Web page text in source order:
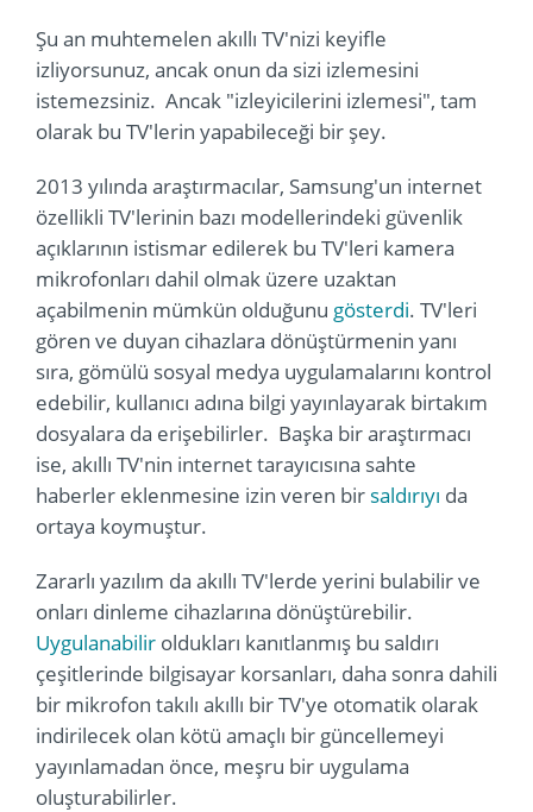
Şu an muhtemelen akıllı TV'nizi keyifle
izliyorsunuz, ancak onun da sizi izlemesini
istemezsiniz. Ancak "izleyicilerini izlemesi", tam
olarak bu TV'lerin yapabileceği bir şey.
2013 yılında araştırmacılar, Samsung'un internet
özellikli TV'lerinin bazı modellerindeki güvenlik
açıklarının istismar edilerek bu TV'leri kamera
mikrofonları dahil olmak üzere uzaktan
açabilmenin mümkün olduğunu gösterdi. TV'leri
gören ve duyan cihazlara dönüştürmenin yanı
sıra, gömülü sosyal medya uygulamalarını kontrol
edebilir, kullanıcı adına bilgi yayınlayarak birtakım
dosyalara da erişebilirler. Başka bir araştırmacı
ise, akıllı TV'nin internet tarayıcısına sahte
haberler eklenmesine izin veren bir saldırıyı da
ortaya koymuştur.
Zararlı yazılım da akıllı TV'lerde yerini bulabilir ve
onları dinleme cihazlarına dönüştürebilir.
Uygulanabilir oldukları kanıtlanmış bu saldırı
çeşitlerinde bilgisayar korsanları, daha sonra dahili
bir mikrofon takılı akıllı bir TV'ye otomatik olarak
indirilecek olan kötü amaçlı bir güncellemeyi
yayınlamadan önce, meşru bir uygulama
oluşturabilirler.